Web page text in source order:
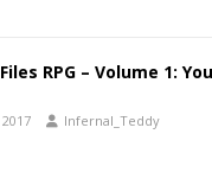
RPG – Volume 1:
Infernal_Teddy